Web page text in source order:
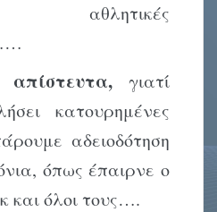
αθλητικές
απίστευτα,γιατί
κατουρημένες
αδειοδότηση
όπως έπαιρνε ο
και όλοι τους….